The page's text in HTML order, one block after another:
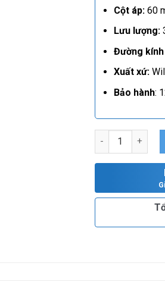
Cột áp:60
Lưu lượng:
Đường
Xuất xứ:
Bảo hành:
Máy bơm nước